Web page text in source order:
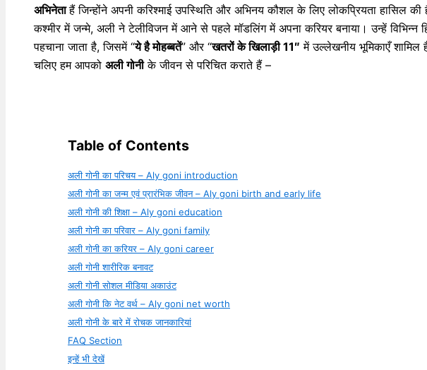
अभिनेताहैं जिन्होंने अपनी करिश्माई उपस्थिति और अभिनय कौशल के लिए लोकप्रियता हासिल
कश्मीर में जन्मे, अली ने टेलीविजन में आने से पहले मॉडलिंग में अपना करियर बनाया। उन्हें विभिन्न
पहचाना जाता है, जिसमें “ये है मोहब्बतें” और “खतरों के खिलाड़ी 11″ में उल्लेखनीय भूमिकाएँ शामिल
चलिए हम आपको अली गोनीके जीवन से परिचित कराते हैं –
Table of Contents
अली गोनी का परिचय – Aly goni introduction
अली गोनी का जन्म एवं प्रारंभिक जीवन – Aly goni birth and early life
अली गोनी की शिक्षा – Aly goni education
अली गोनी का परिवार – Aly goni family
अली गोनी का करियर – Aly goni career
अली गोनी शारीरिक बनावट
अली गोनी सोशल मीडिया अकाउंट
अली गोनी कि नेट वर्थ – Aly goni net worth
अली गोनी के बारे में रोचक जानकारियां
FAQ Section
इन्हें भी देखें